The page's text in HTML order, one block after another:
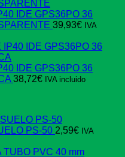
IDE GPS36PO 36
39,93€ IVA
IDE GPS36PO 36
38,72€ IVA incluido
PS-50 2,59€ IVA